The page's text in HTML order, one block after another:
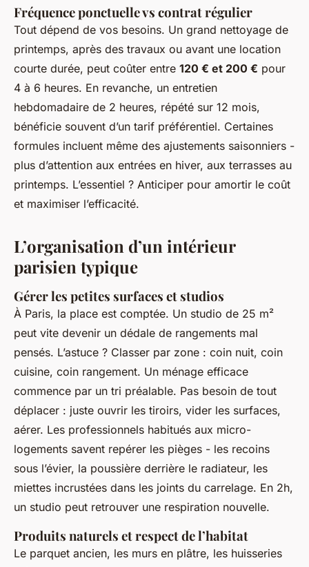
Fréquence ponctuelle vs contrat régulier
Tout dépend de vos besoins. Un grand nettoyage de
printemps, après des travaux ou avant une location
courte durée, peut coûter entre 120 € et 200 € pour
4 à 6 heures. En revanche, un entretien
hebdomadaire de 2 heures, répété sur 12 mois,
bénéficie souvent d’un tarif préférentiel. Certaines
formules incluent même des ajustements saisonniers -
plus d’attention aux entrées en hiver, aux terrasses au
printemps. L’essentiel ? Anticiper pour amortir le coût
et maximiser l’efficacité.
L’organisation d’un intérieur
parisien typique
Gérer les petites surfaces et studios
À Paris, la place est comptée. Un studio de 25 m²
peut vite devenir un dédale de rangements mal
pensés. L’astuce ? Classer par zone : coin nuit, coin
cuisine, coin rangement. Un ménage efficace
commence par un tri préalable. Pas besoin de tout
déplacer : juste ouvrir les tiroirs, vider les surfaces,
aérer. Les professionnels habitués aux micro-
logements savent repérer les pièges - les recoins
sous l’évier, la poussière derrière le radiateur, les
miettes incrustées dans les joints du carrelage. En 2h,
un studio peut retrouver une respiration nouvelle.
Produits naturels et respect de l’habitat
Le parquet ancien, les murs en plâtre, les huisseries